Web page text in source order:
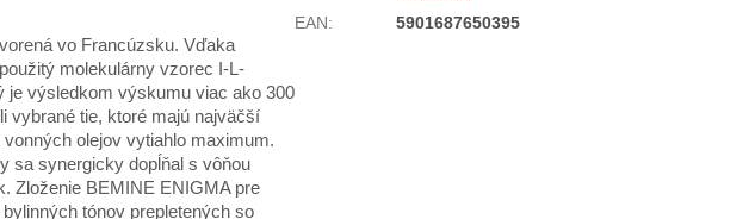
vo Francúzsku. Vďaka
molekulárny vzorec I-L-
je výsledkom výskumu viac ako 300
vybrané tie, ktoré majú najväčší
olejov vytiahlo maximum.
sa synergicky dopĺňal s vôňou
Zloženie BEMINE ENIGMA pre
tónov prepletených so
EAN: 5901687650395